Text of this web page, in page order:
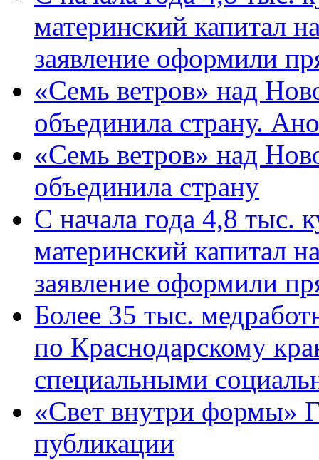
материнский капитал
заявление оформили
«Семь ветров» над
объединила страну.
«Семь ветров» над
объединила страну
С начала года 4,8 тыс.
материнский капитал
заявление оформили
Более 35 тыс.
по Краснодарскому
специальными
«Свет внутри формы»
публикации